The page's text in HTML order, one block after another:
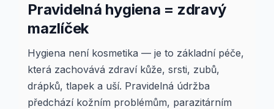
Pravidelná hygiena = zdravý
mazlíček
Hygiena není kosmetika — je to základní péče,
která zachovává zdraví kůže, srsti, zubů,
drápků, tlapek a uší. Pravidelná údržba
předchází kožním problémům, parazitárním